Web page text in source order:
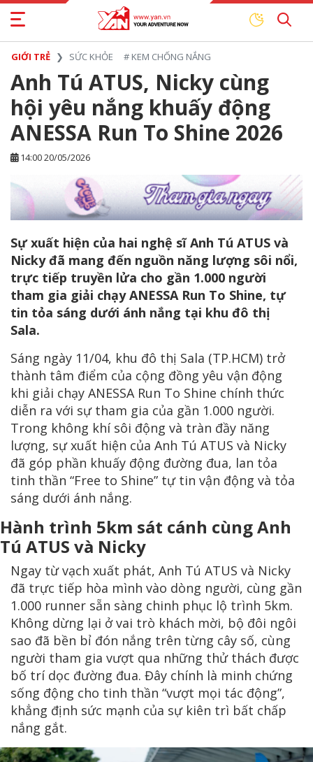
GIỚI TRẺ SỨC KHỎE # KEM CHỐNG NẮNG
Anh Tú ATUS, Nicky cùng
hội yêu nắng khuấy động
ANESSA Run To Shine 2026
14:00 20/05/2026
Sự xuất hiện của hai nghệ sĩ Anh Tú ATUS và
Nicky đã mang đến nguồn năng lượng sôi nổi,
trực tiếp truyền lửa cho gần 1.000 người
tham gia giải chạy ANESSA Run To Shine, tự
tin tỏa sáng dưới ánh nắng tại khu đô thị
Sala.
Sáng ngày 11/04, khu đô thị Sala (TP.HCM) trở
thành tâm điểm của cộng đồng yêu vận động
khi giải chạy ANESSA Run To Shine chính thức
diễn ra với sự tham gia của gần 1.000 người.
Trong không khí sôi động và tràn đầy năng
lượng, sự xuất hiện của Anh Tú ATUS và Nicky
đã góp phần khuấy động đường đua, lan tỏa
tinh thần “Free to Shine” tự tin vận động và tỏa
sáng dưới ánh nắng.
Hành trình 5km sát cánh cùng Anh
Tú ATUS và Nicky
Ngay từ vạch xuất phát, Anh Tú ATUS và Nicky
đã trực tiếp hòa mình vào dòng người, cùng gần
1.000 runner sẵn sàng chinh phục lộ trình 5km.
Không dừng lại ở vai trò khách mời, bộ đôi ngôi
sao đã bền bỉ đón nắng trên từng cây số, cùng
người tham gia vượt qua những thử thách được
bố trí dọc đường đua. Đây chính là minh chứng
sống động cho tinh thần “vượt mọi tác động”,
khẳng định sức mạnh của sự kiên trì bất chấp
nắng gắt.